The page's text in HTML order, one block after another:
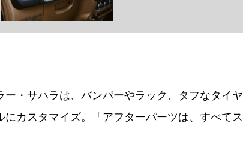
・サハラは、バンパーやラック、タフなタイヤ
カスタマイズ。「アフターパーツは、すべてス